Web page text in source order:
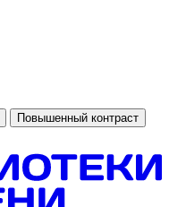
Повышенный контраст